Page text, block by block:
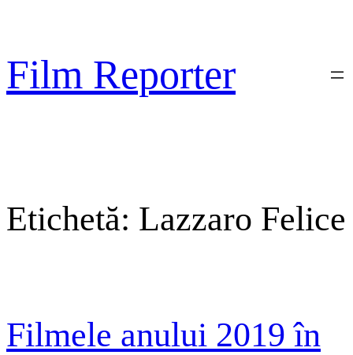
conținut
Film Reporter
Etichetă: Lazzaro Felice
Filmele anului 2019 în